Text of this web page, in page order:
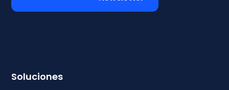
Soluciones